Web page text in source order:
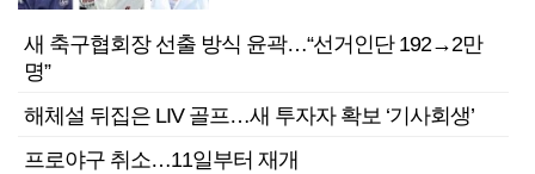
새 축구협회장 선출 방식 윤곽…“선거인단 192→2만
명”
해체설 뒤집은 LIV 골프…새 투자자 확보 ‘기사회생’
프로야구 취소…11일부터 재개